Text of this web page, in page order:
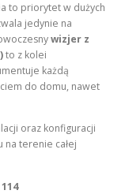
to priorytet w dużych
jedynie na
wizjer z
to z kolei
każdą
do domu, nawet
oraz konfiguracji
terenie całej